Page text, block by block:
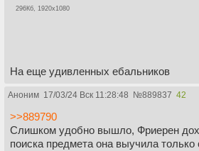
296Кб, 1920x1080
На еще удивленных ебальников
Аноним 17/03/24 Вск 11:28:48 №889837 42
>>889790
Слишком удобно вышло, Фриерен
поиска предмета она выучила только